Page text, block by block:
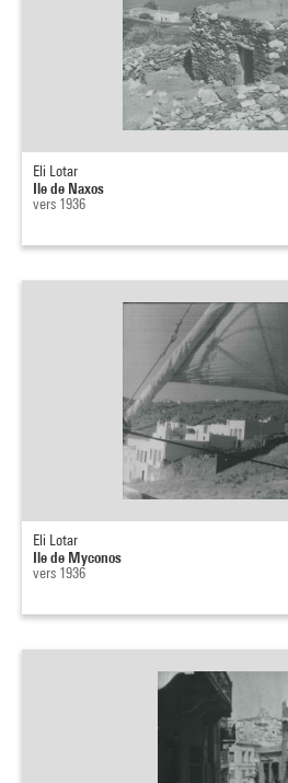
Eli Lotar
Ile de Naxos
vers 1936
Eli Lotar
Ile de Myconos
vers 1936